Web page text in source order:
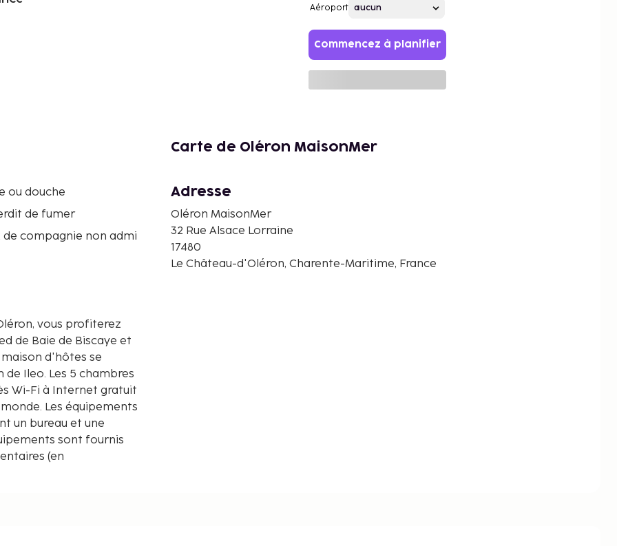
Aéroport
Commencez à planifier
ou douche
de fumer
de compagnie non admi
vous profiterez
de Baie de Biscaye et
de Ileo. Les 5 chambres
Wi-Fi à Internet gratuit
Les équipements
un bureau et une
sont fournis
(en
Carte de Oléron MaisonMer
Adresse
Oléron MaisonMer
32 Rue Alsace Lorraine
17480
Le Château-d'Oléron, Charente-Maritime, France